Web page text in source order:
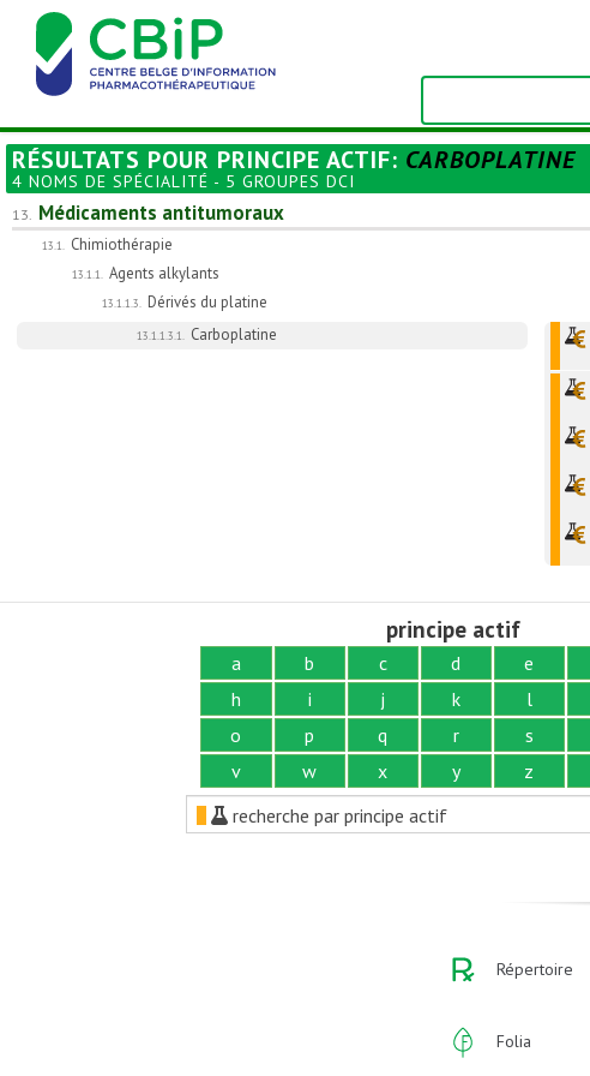
RÉSULTATS POUR PRINCIPE ACTIF: CARBOPLATINE
4 NOMS DE SPÉCIALITÉ - 5 GROUPES DCI
13. Médicaments antitumoraux
13.1. Chimiothérapie
13.1.1. Agents alkylants
13.1.1.3. Dérivés du platine
13.1.1.3.1. Carboplatine
principe actif
a b c d e
h
i j k l
o
p q r s
v
w x y z
recherche par principe actif
Répertoire
Folia